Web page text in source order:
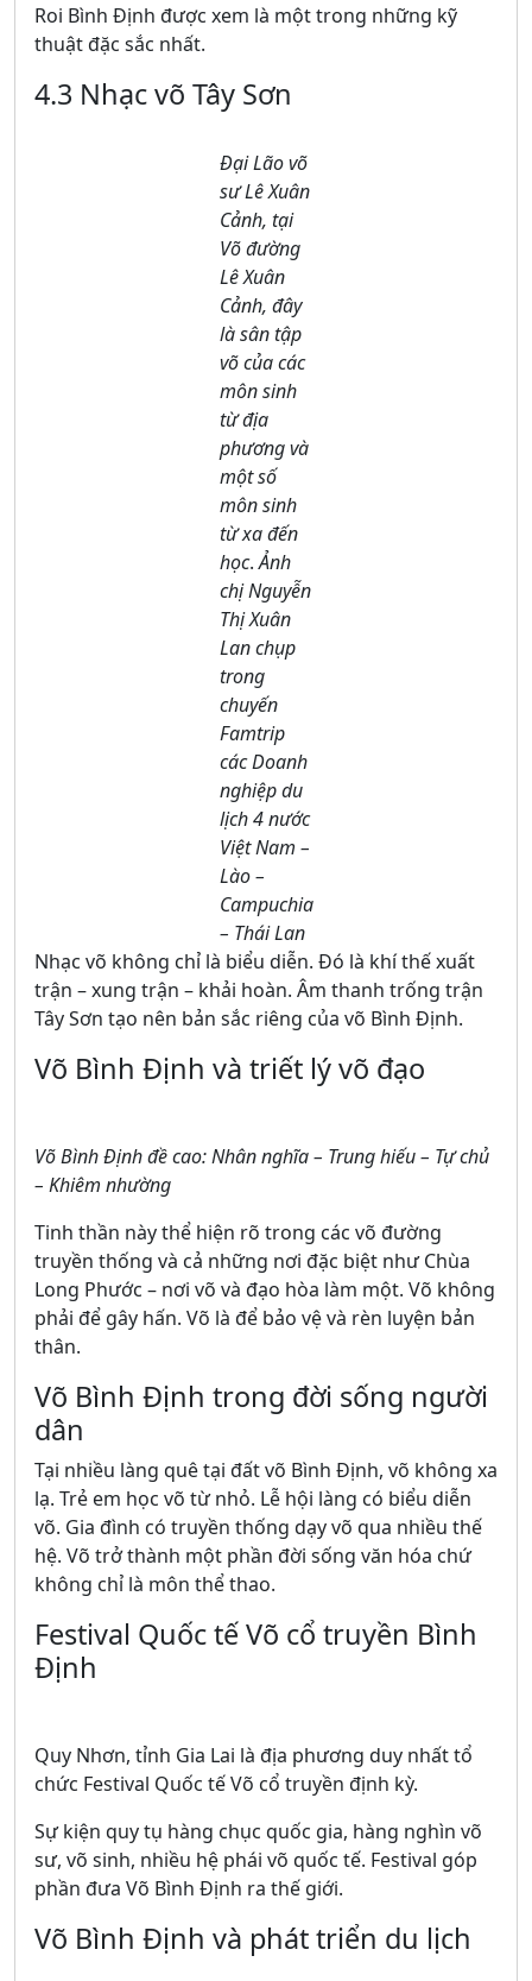
Roi Bình Định được xem là một trong những kỹ
thuật đặc sắc nhất.
4.3 Nhạc võ Tây Sơn
Đại Lão võ
sư Lê Xuân
Cảnh, tại
Võ đường
Lê Xuân
Cảnh, đây
là sân tập
võ của các
môn sinh
từ địa
phương và
một số
môn sinh
từ xa đến
học.Ảnh
chị Nguyễn
Thị Xuân
Lan chụp
trong
chuyến
Famtrip
các Doanh
nghiệp du
lịch 4 nước
Việt Nam –
Lào –
Campuchia
– Thái Lan
Nhạc võ không chỉ là biểu diễn. Đó là khí thế xuất
trận – xung trận – khải hoàn. Âm thanh trống trận
Tây Sơn tạo nên bản sắc riêng của võ Bình Định.
Võ Bình Định và triết lý võ đạo
Võ Bình Định đề cao: Nhân nghĩa – Trung hiếu – Tự chủ
– Khiêm nhường
Tinh thần này thể hiện rõ trong các võ đường
truyền thống và cả những nơi đặc biệt như Chùa
Long Phước – nơi võ và đạo hòa làm một. Võ không
phải để gây hấn. Võ là để bảo vệ và rèn luyện bản
thân.
Võ Bình Định trong đời sống người
dân
Tại nhiều làng quê tại đất võ Bình Định, võ không xa
lạ. Trẻ em học võ từ nhỏ. Lễ hội làng có biểu diễn
võ. Gia đình có truyền thống dạy võ qua nhiều thế
hệ. Võ trở thành một phần đời sống văn hóa chứ
không chỉ là môn thể thao.
Festival Quốc tế Võ cổ truyền Bình
Định
Quy Nhơn, tỉnh Gia Lai là địa phương duy nhất tổ
chức Festival Quốc tế Võ cổ truyền định kỳ.
Sự kiện quy tụ hàng chục quốc gia, hàng nghìn võ
sư, võ sinh, nhiều hệ phái võ quốc tế. Festival góp
phần đưa Võ Bình Định ra thế giới.
Võ Bình Định và phát triển du lịch